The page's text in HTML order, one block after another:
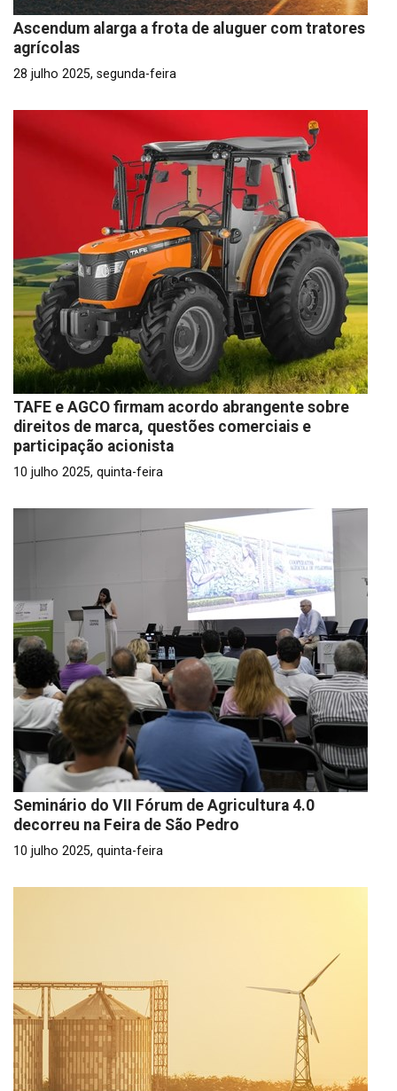
Ascendum alarga a frota de aluguer com tratores
agrícolas
28 julho 2025, segunda-feira
TAFE e AGCO firmam acordo abrangente sobre
direitos de marca, questões comerciais e
participação acionista
10 julho 2025, quinta-feira
Seminário do VII Fórum de Agricultura 4.0
decorreu na Feira de São Pedro
10 julho 2025, quinta-feira